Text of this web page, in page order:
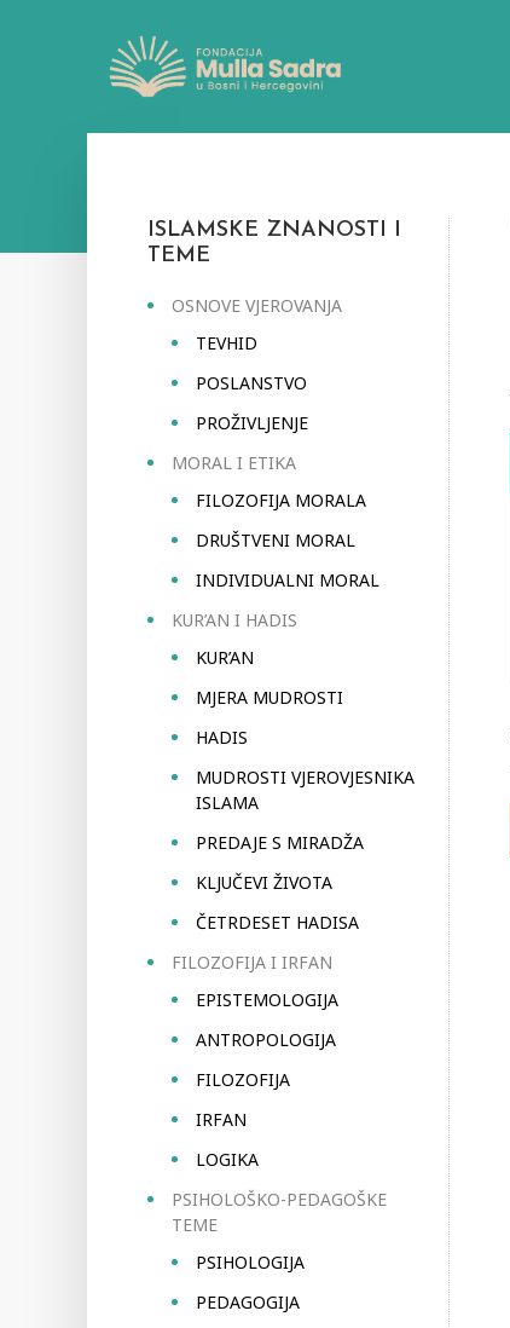
ISLAMSKE ZNANOSTI I
TEME
OSNOVE VJEROVANJA
TEVHID
POSLANSTVO
PROŽIVLJENJE
MORAL I ETIKA
FILOZOFIJA MORALA
DRUŠTVENI MORAL
INDIVIDUALNI MORAL
KUR’AN I HADIS
KUR’AN
MJERA MUDROSTI
HADIS
MUDROSTI VJEROVJESNIKA
ISLAMA
PREDAJE S MIRADŽA
KLJUČEVI ŽIVOTA
ČETRDESET HADISA
FILOZOFIJA I IRFAN
EPISTEMOLOGIJA
ANTROPOLOGIJA
FILOZOFIJA
IRFAN
LOGIKA
PSIHOLOŠKO-PEDAGOŠKE
TEME
PSIHOLOGIJA
PEDAGOGIJA